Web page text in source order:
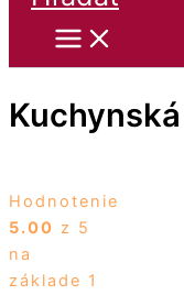
Hodnotenie
5.00 z 5
na
základe 1